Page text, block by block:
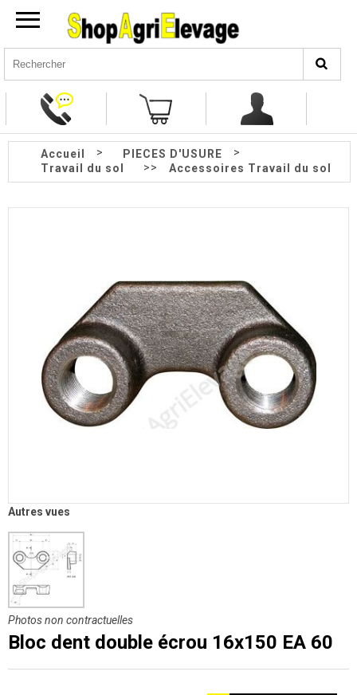
Accueil > PIECES D'USURE
>
Travail du sol
>> Accessoires Travail du sol
Autres vues
Photos non contractuelles
Bloc dent double écrou 16x150 EA 60